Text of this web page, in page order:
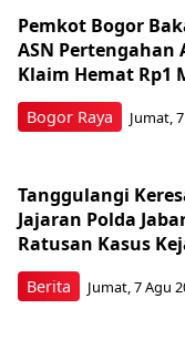
Bogor Raya
Pemkot Bogor
ASN Pertengahan
Klaim Hemat Rp1
Jumat,
Berita
Tanggulangi
Jajaran Polda
Ratusan Kasus
Jumat, 7 Agu